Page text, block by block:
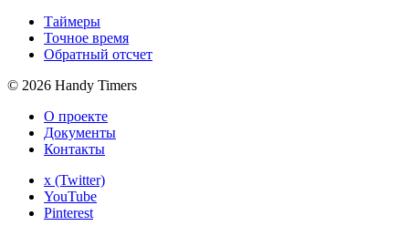
Таймеры
Точное время
Обратный отсчет
© 2026 Handy Timers
О проекте
Документы
Контакты
x (Twitter)
YouTube
Pinterest